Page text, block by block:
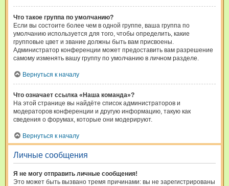
Что такое группа по умолчанию?
Если вы состоите более чем в одной группе, ваша группа по
умолчанию используется для того, чтобы определить, какие
групповые цвет и звание должны быть вам присвоены.
Администратор конференции может предоставить вам разрешение
самому изменять вашу группу по умолчанию в личном разделе.
Вернуться к началу
Что означает ссылка «Наша команда»?
На этой странице вы найдёте список администраторов и
модераторов конференции и другую информацию, такую как
сведения о форумах, которые они модерируют.
Вернуться к началу
Личные сообщения
Я не могу отправить личные сообщения!
Это может быть вызвано тремя причинами: вы не зарегистрированы